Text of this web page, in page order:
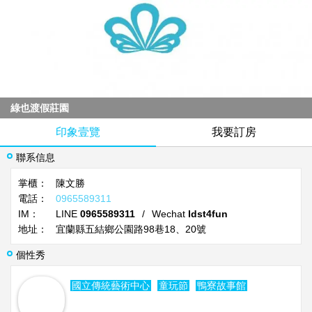
綠也渡假莊園
印象壹覽 我要訂房
聯系信息
掌櫃：
陳文勝
電話：
0965589311
IM：
LINE 0965589311 / Wechat ldst4fun
地址：
宜蘭縣五結鄉公園路98巷18、20號
個性秀
國立傳統藝術中心 童玩節 鴨寮故事館